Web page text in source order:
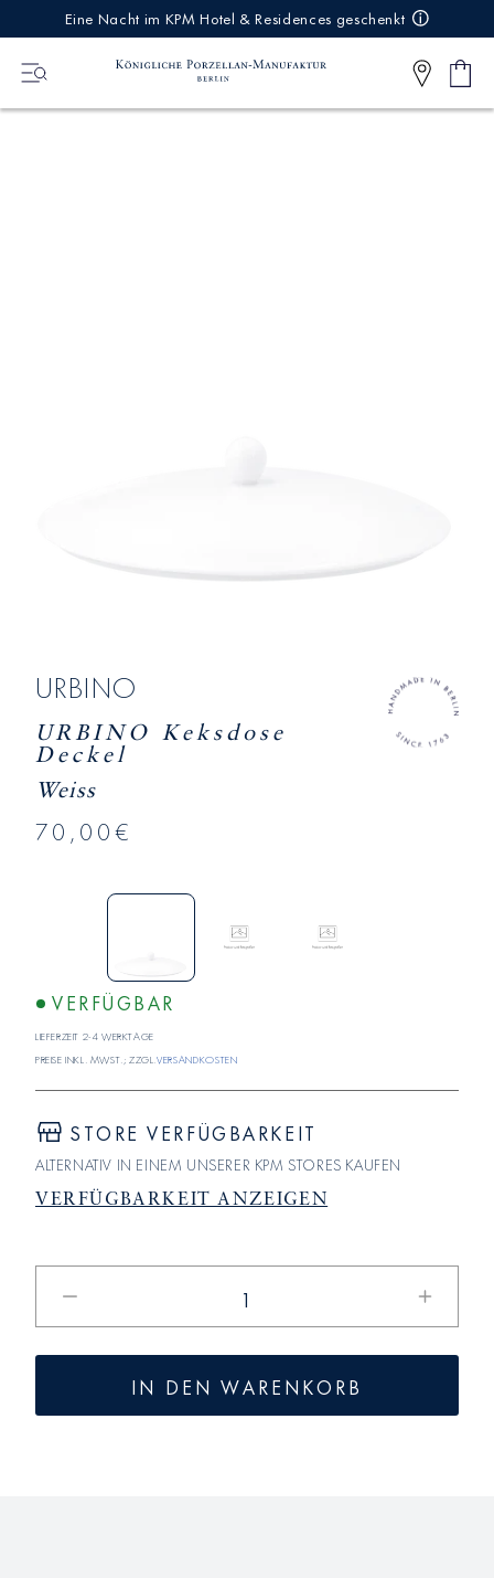
Eine Nacht im KPM Hotel & Residences geschenkt
0
Artikel
URBINO
URBINO Keksdose
Deckel
Weiss
70,00€
VERFÜGBAR
Lieferzeit 2-4 Werktage
Preise inkl. MwSt.; zzgl. Versandkosten
STORE VERFÜGBARKEIT
ALTERNATIV IN EINEM UNSERER KPM STORES KAUFEN
VERFÜGBARKEIT ANZEIGEN
URBINO
Erhöhe
die
URBINO
IN DEN WARENKORB